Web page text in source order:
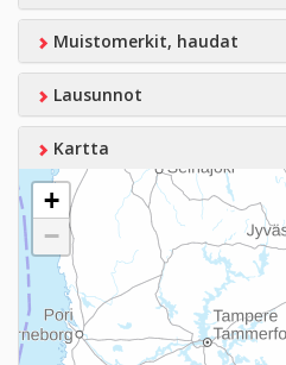
Muistomerkit, haudat
Lausunnot
Kartta
+
−